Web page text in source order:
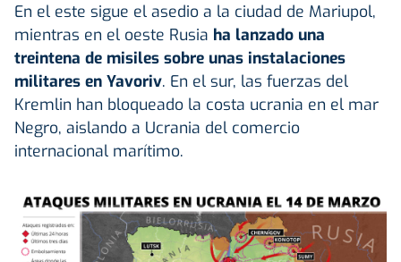
En el este sigue el asedio a la ciudad de Mariupol,
mientras en el oeste Rusia ha lanzado una
treintena de misiles sobre unas instalaciones
militares en Yavoriv. En el sur, las fuerzas del
Kremlin han bloqueado la costa ucrania en el mar
Negro, aislando a Ucrania del comercio
internacional marítimo.